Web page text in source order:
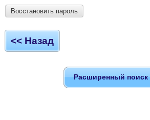
Восстановить пароль
<< Назад
Расширенный поиск